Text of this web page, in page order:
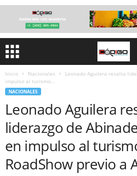
Inicio Nacionales
Leonado Aguilera resalta
impulso al turismo...
NACIONALES
Leonado Aguilera
liderazgo de
en impulso al
RoadShow previo a